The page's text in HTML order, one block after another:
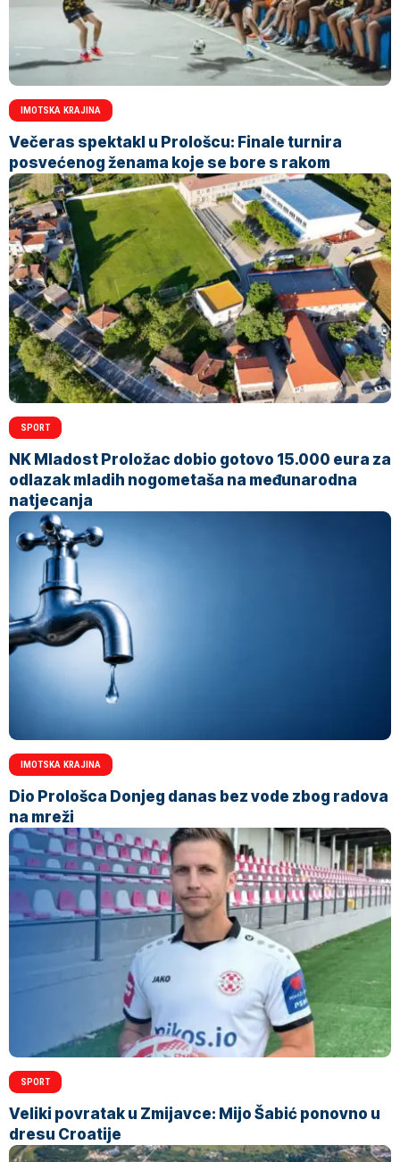
IMOTSKA KRAJINA
Večeras spektakl u Prološcu: Finale turnira
posvećenog ženama koje se bore s rakom
SPORT
NK Mladost Proložac dobio gotovo 15.000 eura za
odlazak mladih nogometaša na međunarodna
natjecanja
IMOTSKA KRAJINA
Dio Prološca Donjeg danas bez vode zbog radova
na mreži
SPORT
Veliki povratak u Zmijavce: Mijo Šabić ponovno u
dresu Croatije